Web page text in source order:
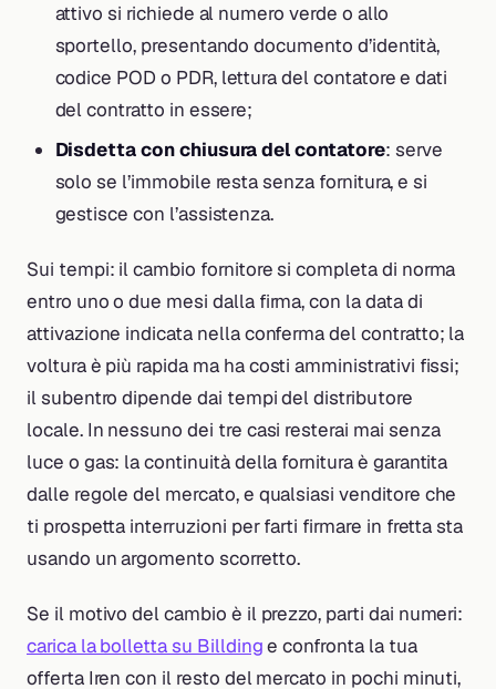
attivo si richiede al numero verde o allo
sportello, presentando documento d’identità,
codice POD o PDR, lettura del contatore e dati
del contratto in essere;
Disdetta con chiusura del contatore: serve
solo se l’immobile resta senza fornitura, e si
gestisce con l’assistenza.
Sui tempi: il cambio fornitore si completa di norma
entro uno o due mesi dalla firma, con la data di
attivazione indicata nella conferma del contratto; la
voltura è più rapida ma ha costi amministrativi fissi;
il subentro dipende dai tempi del distributore
locale. In nessuno dei tre casi resterai mai senza
luce o gas: la continuità della fornitura è garantita
dalle regole del mercato, e qualsiasi venditore che
ti prospetta interruzioni per farti firmare in fretta sta
usando un argomento scorretto.
Se il motivo del cambio è il prezzo, parti dai numeri:
carica la bolletta su Billdinge confronta la tua
offerta Iren con il resto del mercato in pochi minuti,